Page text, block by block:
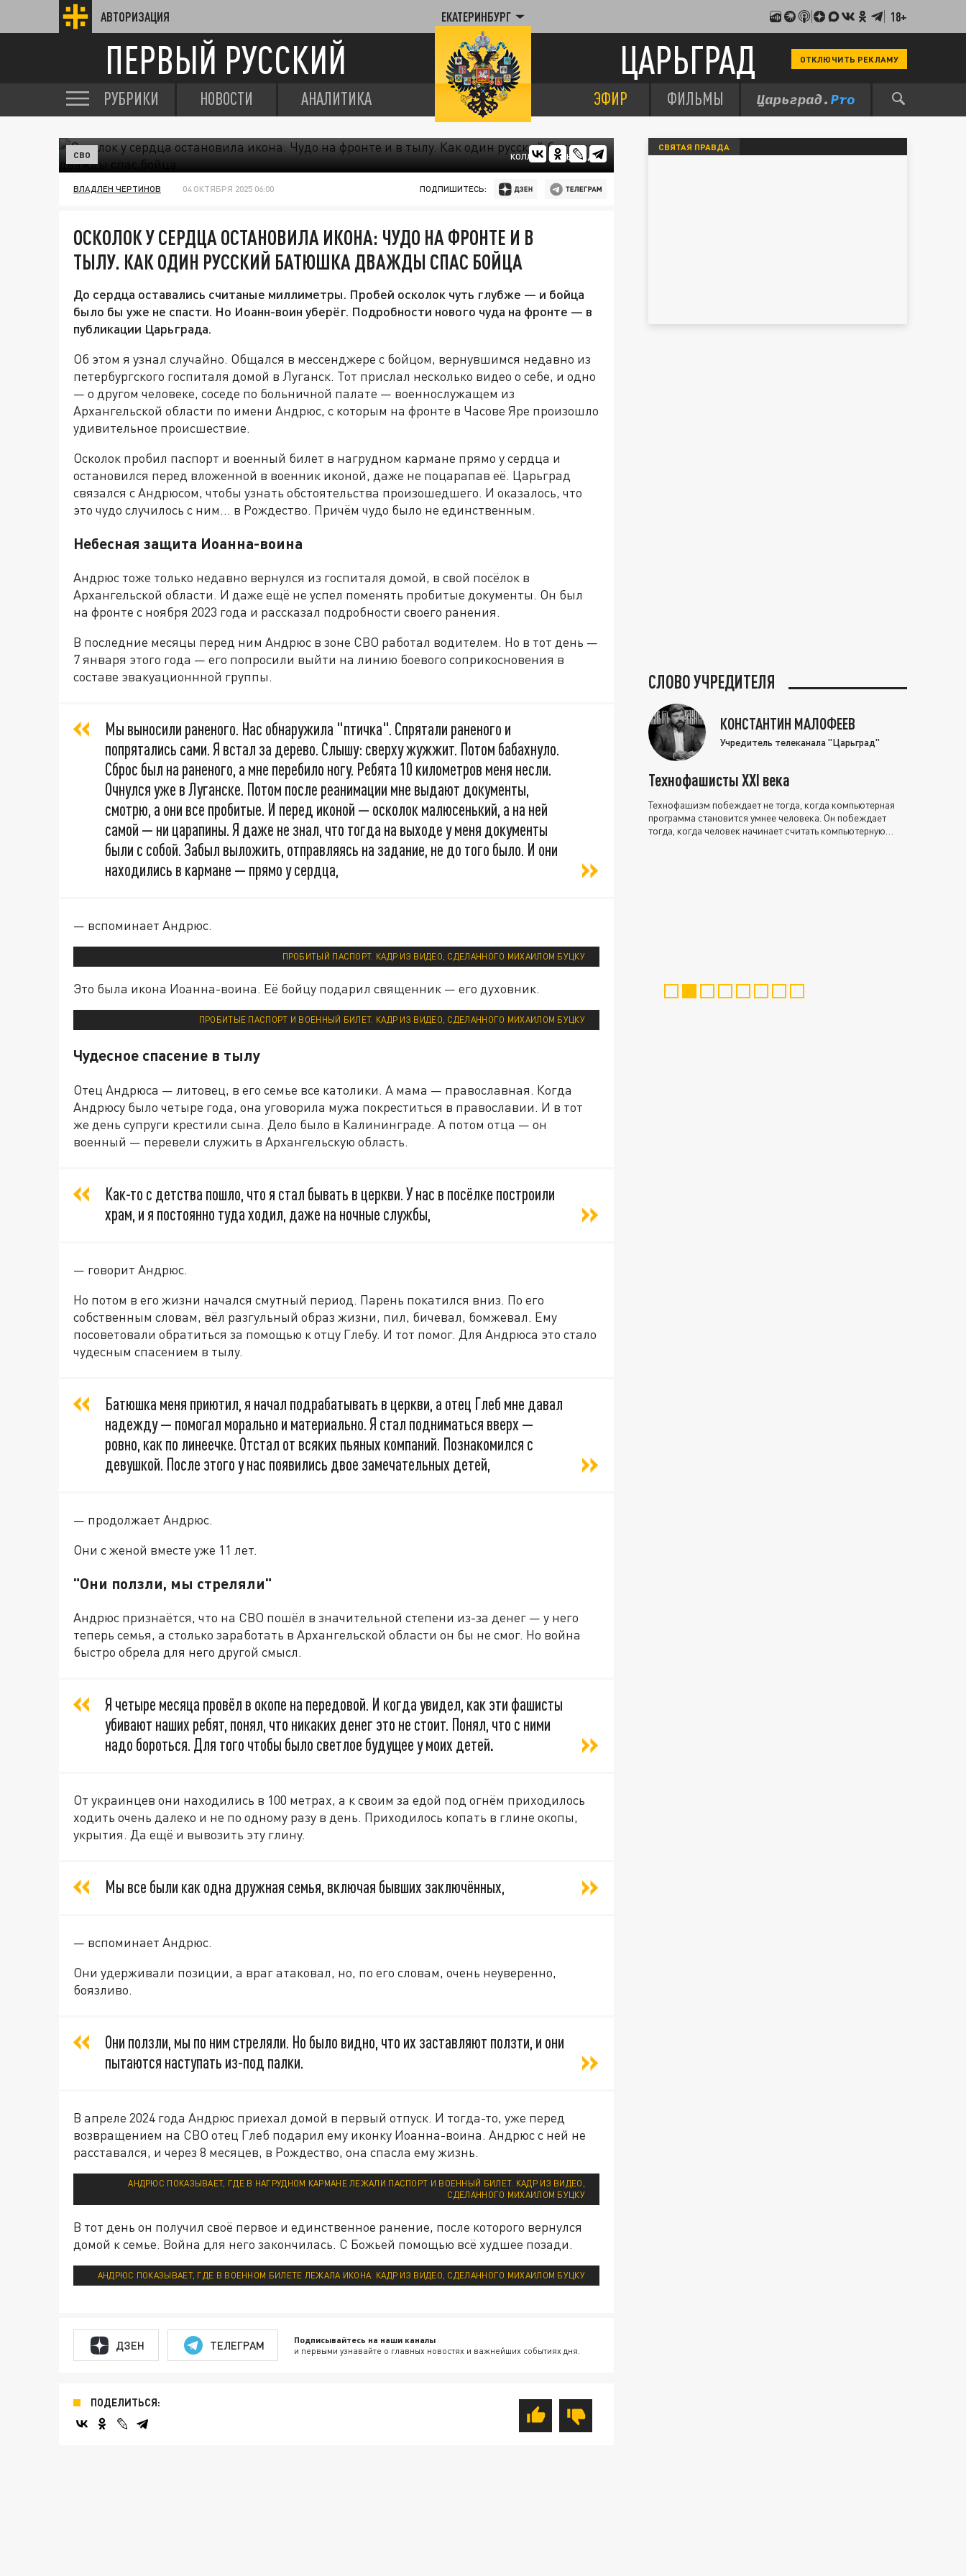
АВТОРИЗАЦИЯ ЕКАТЕРИНБУРГ 18+
ПЕРВЫЙ РУССКИЙ ЦАРЬГРАД ОТКЛЮЧИТЬ РЕКЛАМУ
РУБРИКИ НОВОСТИ АНАЛИТИКА ЭФИР ФИЛЬМЫ
КОЛЛАЖ ЦАРЬГРАДА
СВО
ВЛАДЛЕН ЧЕРТИНОВ 04 ОКТЯБРЯ 2025 06:00 ПОДПИШИТЕСЬ:
ОСКОЛОК У СЕРДЦА ОСТАНОВИЛА ИКОНА: ЧУДО НА ФРОНТЕ И В
ТЫЛУ. КАК ОДИН РУССКИЙ БАТЮШКА ДВАЖДЫ СПАС БОЙЦА
До сердца оставались считаные миллиметры. Пробей осколок чуть глубже — и бойца
было бы уже не спасти. Но Иоанн-воин уберёг. Подробности нового чуда на фронте — в
публикации Царьграда.
Об этом я узнал случайно. Общался в мессенджере с бойцом, вернувшимся недавно из
петербургского госпиталя домой в Луганск. Тот прислал несколько видео о себе, и одно
— о другом человеке, соседе по больничной палате — военнослужащем из
Архангельской области по имени Андрюс, с которым на фронте в Часове Яре произошло
удивительное происшествие.
Осколок пробил паспорт и военный билет в нагрудном кармане прямо у сердца и
остановился перед вложенной в военник иконой, даже не поцарапав её. Царьград
связался с Андрюсом, чтобы узнать обстоятельства произошедшего. И оказалось, что
это чудо случилось с ним… в Рождество. Причём чудо было не единственным.
Небесная защита Иоанна-воина
Андрюс тоже только недавно вернулся из госпиталя домой, в свой посёлок в
Архангельской области. И даже ещё не успел поменять пробитые документы. Он был
на фронте с ноября 2023 года и рассказал подробности своего ранения.
В последние месяцы перед ним Андрюс в зоне СВО работал водителем. Но в тот день —
7 января этого года — его попросили выйти на линию боевого соприкосновения в
составе эвакуационнной группы.
Мы выносили раненого. Нас обнаружила "птичка". Спрятали раненого и
попрятались сами. Я встал за дерево. Слышу: сверху жужжит. Потом бабахнуло.
Сброс был на раненого, а мне перебило ногу. Ребята 10 километров меня несли.
Очнулся уже в Луганске. Потом после реанимации мне выдают документы,
смотрю, а они все пробитые. И перед иконой — осколок малюсенький, а на ней
самой — ни царапины. Я даже не знал, что тогда на выходе у меня документы
были с собой. Забыл выложить, отправляясь на задание, не до того было. И они
находились в кармане — прямо у сердца,
— вспоминает Андрюс.
ПРОБИТЫЙ ПАСПОРТ. КАДР ИЗ ВИДЕО, СДЕЛАННОГО МИХАИЛОМ БУЦКУ
Это была икона Иоанна-воина. Её бойцу подарил священник — его духовник.
ПРОБИТЫЕ ПАСПОРТ И ВОЕННЫЙ БИЛЕТ. КАДР ИЗ ВИДЕО, СДЕЛАННОГО МИХАИЛОМ БУЦКУ
Чудесное спасение в тылу
Отец Андрюса — литовец, в его семье все католики. А мама — православная. Когда
Андрюсу было четыре года, она уговорила мужа покреститься в православии. И в тот
же день супруги крестили сына. Дело было в Калининграде. А потом отца — он
военный — перевели служить в Архангельскую область.
Как-то с детства пошло, что я стал бывать в церкви. У нас в посёлке построили
храм, и я постоянно туда ходил, даже на ночные службы,
— говорит Андрюс.
Но потом в его жизни начался смутный период. Парень покатился вниз. По его
собственным словам, вёл разгульный образ жизни, пил, бичевал, бомжевал. Ему
посоветовали обратиться за помощью к отцу Глебу. И тот помог. Для Андрюса это стало
чудесным спасением в тылу.
Батюшка меня приютил, я начал подрабатывать в церкви, а отец Глеб мне давал
надежду — помогал морально и материально. Я стал подниматься вверх —
ровно, как по линеечке. Отстал от всяких пьяных компаний. Познакомился с
девушкой. После этого у нас появились двое замечательных детей,
— продолжает Андрюс.
Они с женой вместе уже 11 лет.
"Они ползли, мы стреляли"
Андрюс признаётся, что на СВО пошёл в значительной степени из-за денег — у него
теперь семья, а столько заработать в Архангельской области он бы не смог. Но война
быстро обрела для него другой смысл.
Я четыре месяца провёл в окопе на передовой. И когда увидел, как эти фашисты
убивают наших ребят, понял, что никаких денег это не стоит. Понял, что с ними
надо бороться. Для того чтобы было светлое будущее у моих детей.
От украинцев они находились в 100 метрах, а к своим за едой под огнём приходилось
ходить очень далеко и не по одному разу в день. Приходилось копать в глине окопы,
укрытия. Да ещё и вывозить эту глину.
Мы все были как одна дружная семья, включая бывших заключённых,
— вспоминает Андрюс.
Они удерживали позиции, а враг атаковал, но, по его словам, очень неуверенно,
боязливо.
Они ползли, мы по ним стреляли. Но было видно, что их заставляют ползти, и они
пытаются наступать из-под палки.
В апреле 2024 года Андрюс приехал домой в первый отпуск. И тогда-то, уже перед
возвращением на СВО отец Глеб подарил ему иконку Иоанна-воина. Андрюс с ней не
расставался, и через 8 месяцев, в Рождество, она спасла ему жизнь.
АНДРЮС ПОКАЗЫВАЕТ, ГДЕ В НАГРУДНОМ КАРМАНЕ ЛЕЖАЛИ ПАСПОРТ И ВОЕННЫЙ БИЛЕТ. КАДР ИЗ ВИДЕО,
СДЕЛАННОГО МИХАИЛОМ БУЦКУ
В тот день он получил своё первое и единственное ранение, после которого вернулся
домой к семье. Война для него закончилась. С Божьей помощью всё худшее позади.
АНДРЮС ПОКАЗЫВАЕТ, ГДЕ В ВОЕННОМ БИЛЕТЕ ЛЕЖАЛА ИКОНА. КАДР ИЗ ВИДЕО, СДЕЛАННОГО МИХАИЛОМ БУЦКУ
ДЗЕН ТЕЛЕГРАМ Подписывайтесь на наши каналы
и первыми узнавайте о главных новостях и важнейших событиях дня.
ПОДЕЛИТЬСЯ:
СВЯТАЯ ПРАВДА
СЛОВО УЧРЕДИТЕЛЯ
КОНСТАНТИН МАЛОФЕЕВ
Учредитель телеканала "Царьград"
Технофашисты XXI века
Технофашизм побеждает не тогда, когда компьютерная
программа становится умнее человека. Он побеждает
тогда, когда человек начинает считать компьютерную